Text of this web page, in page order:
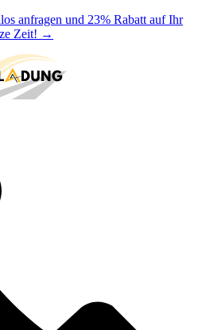
anfragen und 23% Rabatt auf Ihr
Zeit! →